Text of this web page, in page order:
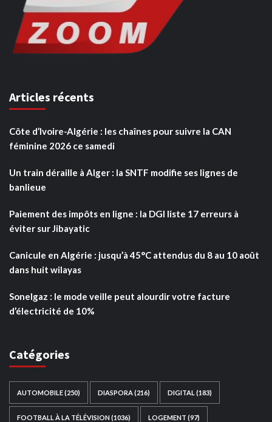
Articles récents
Côte d’Ivoire-Algérie : les chaînes pour suivre la CAN
féminine 2026 ce samedi
Un train déraille à Alger : la SNTF modifie ses lignes de
banlieue
Paiement des impôts en ligne : la DGI liste 17 erreurs à
éviter sur Jibayatic
Canicule en Algérie : jusqu’à 45°C attendus du 8 au 10 août
dans huit wilayas
Sonelgaz : le mode veille peut alourdir votre facture
d’électricité de 10%
Catégories
AUTOMOBILE(250) DIASPORA (216) DIGITAL (183)
FOOTBALL À LA TÉLÉVISION(1036) LOGEMENT (97)